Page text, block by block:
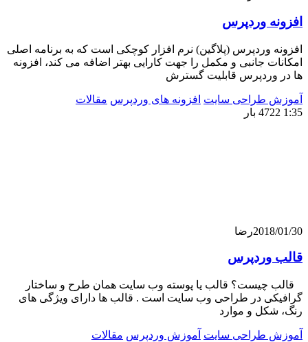
وردپرس
وردپرس (پلاگین) نرم افزار کوچکی است که به برنامه اصلی
جانبی و مکمل را جهت کارایی بهتر اضافه می کند، افزونه
قابلیت گسترش
طراحی سایت افزونه های وردپرس مقالات
رضا
قالب یا پوسته وب سایت همان طرح و ساختار
در طراحی وب سایت است . قالب ها دارای ویژگی های
و موارد
طراحی سایت آموزش وردپرس مقالات